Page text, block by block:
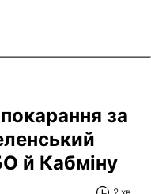
за
й Кабміну